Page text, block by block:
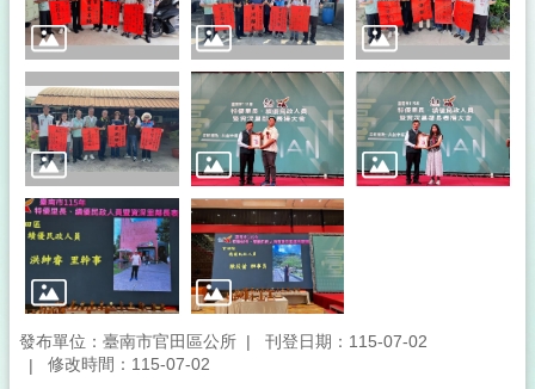
發布單位：臺南市官田區公所
刊登日期：115-07-02
修改時間：115-07-02